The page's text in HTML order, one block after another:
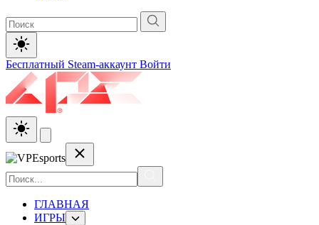
Бесплатный Steam-аккаунт Войти
ГЛАВНАЯ
ИГРЫ